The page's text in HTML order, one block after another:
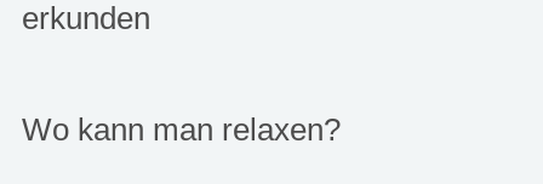
erkunden
Wo kann man relaxen?